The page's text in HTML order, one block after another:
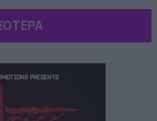
ευρωπαϊκά
45%, αφού η
χώρες είναι τεράστια.